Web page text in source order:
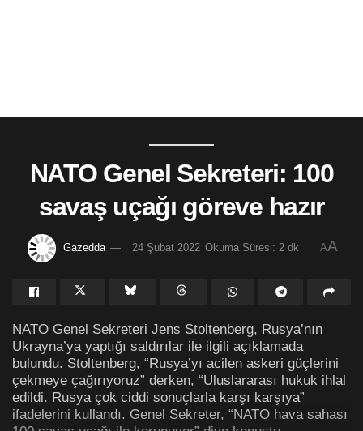
NATO Genel Sekreteri: 100
savaş uçağı göreve hazır
Gazedda 24 Şubat 2022 Okuma Süresi: 2 dk AA
NATO Genel Sekreteri Jens Stoltenberg, Rusya’nın
Ukrayna’ya yaptığı saldırılar ile ilgili açıklamada
bulundu. Stoltenberg, “Rusya’yı acilen askeri güçlerini
çekmeye çağırıyoruz” derken, “Uluslararası hukuk ihlal
edildi. Rusya çok ciddi sonuçlarla karşı karşıya”
ifadelerini kullandı. Genel Sekreter, “NATO hava sahası